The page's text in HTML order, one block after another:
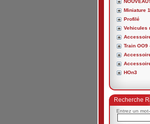
Miniature
Profilé
Vehicules
Train OO9
HOn3
Recherche
Entrez un